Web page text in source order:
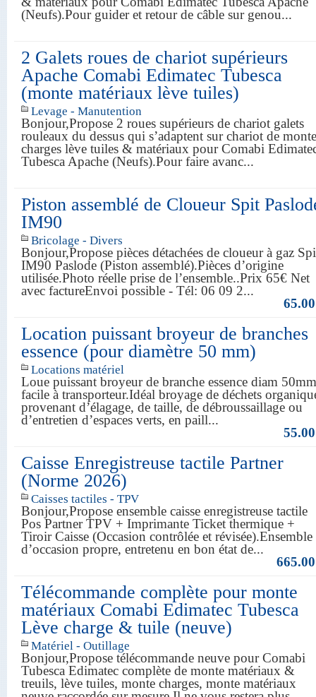
(Neufs).Pour guider et retour de câble sur genou...
2 Galets roues de chariot supérieurs
Apache Comabi Edimatec Tubesca
(monte matériaux lève tuiles)
Levage - Manutention
Bonjour,Propose 2 roues supérieurs de chariot galets
rouleaux du dessus qui s’adaptent sur chariot de monte
charges lève tuiles & matériaux pour Comabi
Tubesca Apache (Neufs).Pour faire avanc...
Piston assemblé de Cloueur Spit
IM90
Bricolage - Divers
Bonjour,Propose pièces détachées de cloueur à gaz
IM90 Paslode (Piston assemblé).Pièces d’origine
utilisée.Photo réelle prise de l’ensemble..Prix 65€ Net
avec factureEnvoi possible - Tél: 06 09 2...
Location puissant broyeur de branches
essence (pour diamètre 50 mm)
Locations matériel
Loue puissant broyeur de branche essence diam 50mm
facile à transporteur.Idéal broyage de déchets
provenant d’élagage, de taille, de débroussaillage ou
d’entretien d’espaces verts, en paill...
Caisse Enregistreuse tactile Partner
(Norme 2026)
Caisses tactiles - TPV
Bonjour,Propose ensemble caisse enregistreuse tactile
Pos Partner TPV + Imprimante Ticket thermique +
Tiroir Caisse (Occasion contrôlée et révisée).Ensemble
d’occasion propre, entretenu en bon état de...
Télécommande complète pour monte
matériaux Comabi Edimatec Tubesca
Lève charge & tuile (neuve)
Matériel - Outillage
Bonjour,Propose télécommande neuve pour Comabi
Tubesca Edimatec complète de monte matériaux &
treuils, lève tuiles, monte charges, monte matériaux